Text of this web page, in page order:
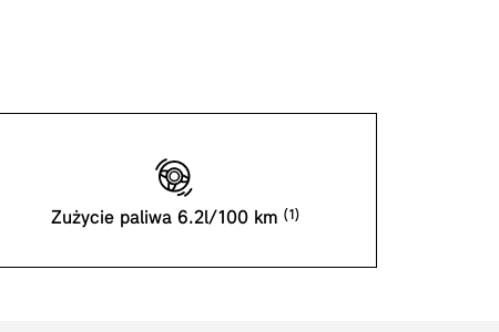
Zużycie paliwa 6.2l/100 km